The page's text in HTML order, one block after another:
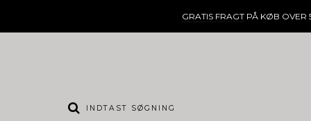
GRATIS FRAGTPÅ KØB OVER